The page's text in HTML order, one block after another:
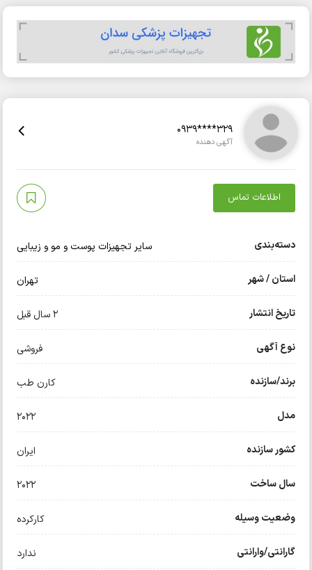
0939****329
آگهی دهنده
اطلاعات تماس
دسته‌بندی سایر تجهیزات پوست و مو و زیبایی
استان / شهر تهران
تاریخ انتشار 2 سال قبل
نوع آگهی فروشی
برند/سازنده کارن طب
مدل ۲۰۲۲
کشور سازنده ایران
سال ساخت ۲۰۲۲
وضعیت وسیله کارکرده
گارانتی/وارانتی ندارد